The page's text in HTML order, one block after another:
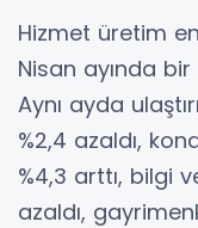
Hizmet üretim
Nisan ayında
Aynı ayda
%2,4 azaldı,
%4,3 arttı, bilgi
azaldı,